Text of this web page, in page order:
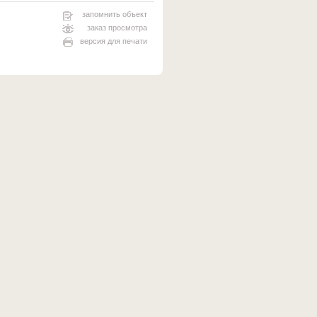
запомнить объект
заказ просмотра
версия для печати